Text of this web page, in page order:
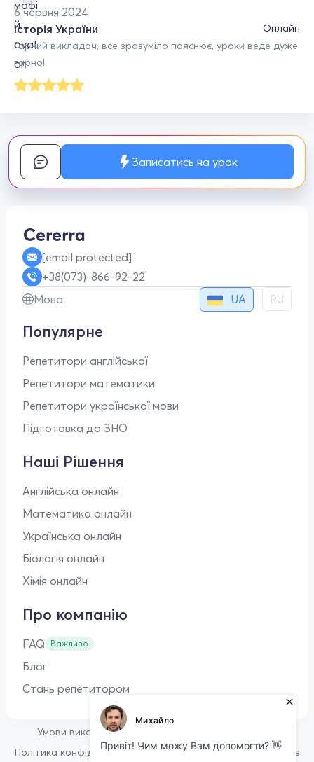
6 червня 2024
Онлайн
Історія України
Гарний викладач, все зрозуміло пояснює, уроки веде дуже
гарно!
Записатись на урок
[email protected]
+38(073)-866-92-22
Мова
UA RU
Популярне
Репетитори англійської
Репетитори математики
Репетитори української мови
Підготовка до ЗНО
Наші Рішення
Англійська онлайн
Математика онлайн
Українська онлайн
Біологія онлайн
Хімія онлайн
Про компанію
FAQ Важливо
Блог
Стань репетитором
Умови використання
Політика конфіденційності • Політика щодо файлів cookie